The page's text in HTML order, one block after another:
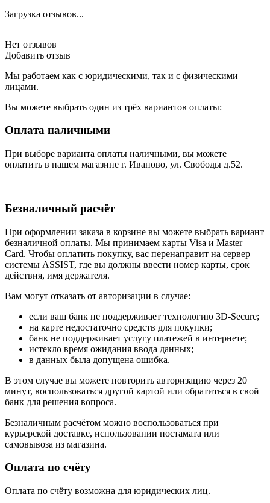
Загрузка отзывов...
Нет отзывов
Добавить отзыв
Мы работаем как с юридическими, так и с физическими
лицами.
Вы можете выбрать один из трёх вариантов оплаты:
Оплата наличными
При выборе варианта оплаты наличными, вы можете
оплатить в нашем магазине г. Иваново, ул. Свободы д.52.
Безналичный расчёт
При оформлении заказа в корзине вы можете выбрать вариант
безналичной оплаты. Мы принимаем карты Visa и Master
Card. Чтобы оплатить покупку, вас перенаправит на сервер
системы ASSIST, где вы должны ввести номер карты, срок
действия, имя держателя.
Вам могут отказать от авторизации в случае:
если ваш банк не поддерживает технологию 3D-Secure;
на карте недостаточно средств для покупки;
банк не поддерживает услугу платежей в интернете;
истекло время ожидания ввода данных;
в данных была допущена ошибка.
В этом случае вы можете повторить авторизацию через 20
минут, воспользоваться другой картой или обратиться в свой
банк для решения вопроса.
Безналичным расчётом можно воспользоваться при
курьерской доставке, использовании постамата или
самовывоза из магазина.
Оплата по счёту
Оплата по счёту возможна для юридических лиц.